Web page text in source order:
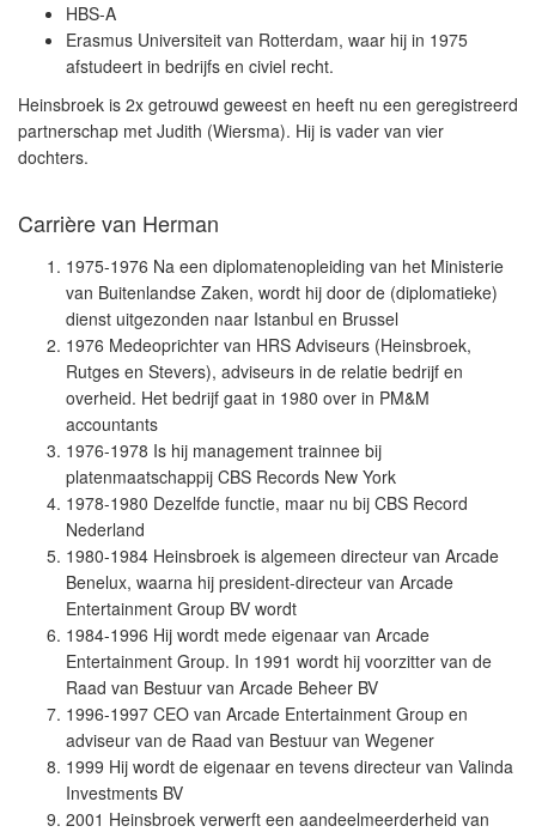
HBS-A
Erasmus Universiteit van Rotterdam, waar hij in 1975
afstudeert in bedrijfs en civiel recht.
Heinsbroek is 2x getrouwd geweest en heeft nu een geregistreerd
partnerschap met Judith (Wiersma). Hij is vader van vier
dochters.
Carrière van Herman
1975-1976 Na een diplomatenopleiding van het Ministerie
van Buitenlandse Zaken, wordt hij door de (diplomatieke)
dienst uitgezonden naar Istanbul en Brussel
1976 Medeoprichter van HRS Adviseurs (Heinsbroek,
Rutges en Stevers), adviseurs in de relatie bedrijf en
overheid. Het bedrijf gaat in 1980 over in PM&M
accountants
1976-1978 Is hij management trainnee bij
platenmaatschappij CBS Records New York
1978-1980 Dezelfde functie, maar nu bij CBS Record
Nederland
1980-1984 Heinsbroek is algemeen directeur van Arcade
Benelux, waarna hij president-directeur van Arcade
Entertainment Group BV wordt
1984-1996 Hij wordt mede eigenaar van Arcade
Entertainment Group. In 1991 wordt hij voorzitter van de
Raad van Bestuur van Arcade Beheer BV
1996-1997 CEO van Arcade Entertainment Group en
adviseur van de Raad van Bestuur van Wegener
1999 Hij wordt de eigenaar en tevens directeur van Valinda
Investments BV
2001 Heinsbroek verwerft een aandeelmeerderheid van